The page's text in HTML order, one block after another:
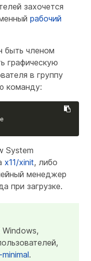
захочется
рабочий
быть членом
графическую
в группу
команду:
System
x11/xinit, либо
менеджер
при загрузке.
.